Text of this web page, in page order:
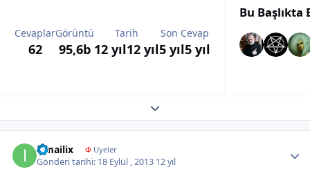
Cevaplar
62
Görüntü
95,6b
Tarih
12 yıl12 yıl
Son Cevap
5 yıl5 yıl
Bu Başlıkta
Expand topic overview
ismailix ΦÜyeler
Gönderi tarihi: 18 Eylül , 2013 12 yıl